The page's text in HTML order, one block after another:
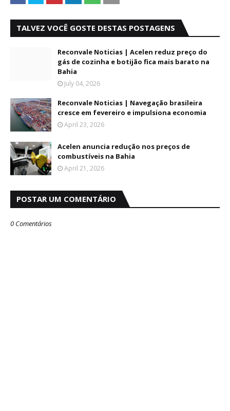
TALVEZ VOCÊ GOSTE DESTAS POSTAGENS
Reconvale Noticias | Acelen reduz preço do
gás de cozinha e botijão fica mais barato na
Bahia
July 04, 2026
Reconvale Noticias | Navegação brasileira
cresce em fevereiro e impulsiona economia
April 23, 2026
Acelen anuncia redução nos preços de
combustíveis na Bahia
April 21, 2026
POSTAR UM COMENTÁRIO
0 Comentários